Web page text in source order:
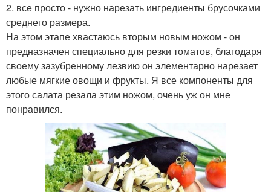
2. все просто - нужно нарезать ингредиенты брусочками
среднего размера.
На этом этапе хвастаюсь вторым новым ножом - он
предназначен специально для резки томатов, благодаря
своему зазубренному лезвию он элементарно нарезает
любые мягкие овощи и фрукты. Я все компоненты для
этого салата резала этим ножом, очень уж он мне
понравился.